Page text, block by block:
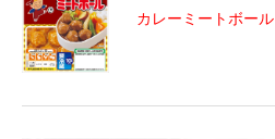
カレーミートボール